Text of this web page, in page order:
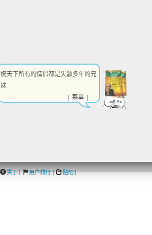
关于| 用户排行| 贴吧|
祝天下所有的情侣都是失散多年的兄
妹
| 菜单 |